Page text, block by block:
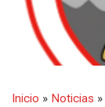
Inicio » Noticias »